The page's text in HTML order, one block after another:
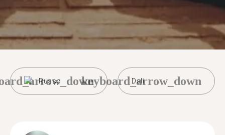
Russo Dali
keyboard_arrow_down